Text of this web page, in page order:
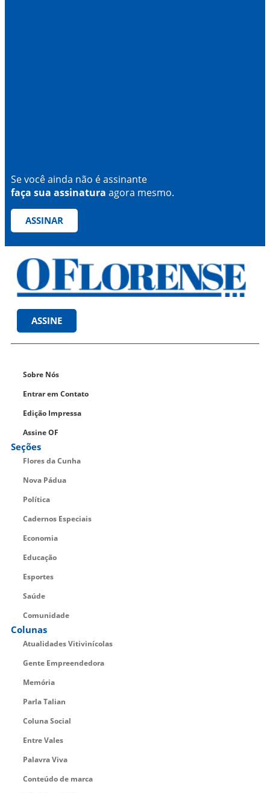
Se você ainda não é assinante
faça sua assinatura agora mesmo.
ASSINAR
ASSINE
Sobre Nós
Entrar em Contato
Edição Impressa
Assine OF
Seções
Flores da Cunha
Nova Pádua
Política
Cadernos Especiais
Economia
Educação
Esportes
Saúde
Comunidade
Colunas
Atualidades Vitivinícolas
Gente Empreendedora
Memória
Parla Talian
Coluna Social
Entre Vales
Palavra Viva
Conteúdo de marca